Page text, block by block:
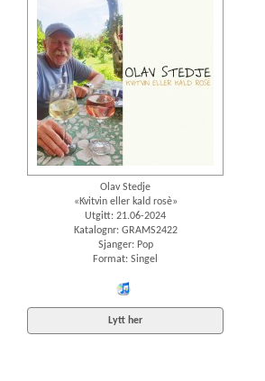
Olav Stedje
«Kvitvin eller kald rosè»
Utgitt: 21.06-2024
Katalognr: GRAMS2422
Sjanger: Pop
Format: Singel
Lytt her